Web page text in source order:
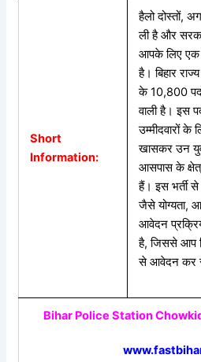
Short
Information:
हैलो दोस्तों,
ली है और
आपके लिए एक
है। बिहार राज्य
के10,800
वाली है। इस
उम्मीदवारों के
खासकर उन
आसपास के
हैं। इस भर्ती से
जैसे योग्यता,
आवेदन
है,जिससे आप
से आवेदन कर
Bihar Police Station